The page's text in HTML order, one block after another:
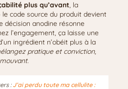
plus qu’avant, la
le code source du produit devient
décision anodine résonne
l’engagement, ça laisse une
ingrédient n’obéit plus à la
pratique et conviction,
.
:J’ai perdu toute ma cellulite :